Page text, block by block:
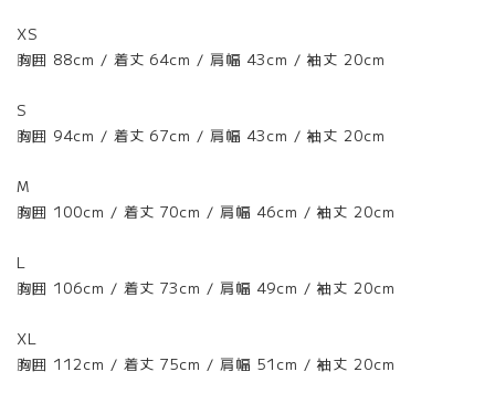
XS
胸囲 88cm / 着丈 64cm / 肩幅 43cm / 袖丈 20cm
S
胸囲 94cm / 着丈 67cm / 肩幅 43cm / 袖丈 20cm
M
胸囲 100cm / 着丈 70cm / 肩幅 46cm / 袖丈 20cm
L
胸囲 106cm / 着丈 73cm / 肩幅 49cm / 袖丈 20cm
XL
胸囲 112cm / 着丈 75cm / 肩幅 51cm / 袖丈 20cm